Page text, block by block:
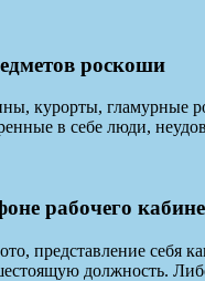
роскоши
курорты, гламурные
в себе люди,
рабочего
представление себя
должность.